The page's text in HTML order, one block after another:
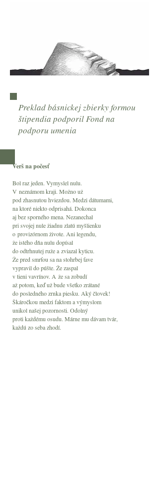
Preklad básnickej zbierky formou
štipendia podporil Fond na
podporu umenia
Verš na počesť
Bol raz jeden. Vymyslel nulu.
V neznámom kraji. Možno už
pod zhasnutou hviezdou. Medzi dátumami,
na ktoré niekto odprisahá. Dokonca
aj bez sporného mena. Nezanechal
pri svojej nule žiadnu zlatú myšlienku
o provizórnom živote. Ani legendu,
že istého dňa nulu dopísal
do odtrhnutej ruže a zviazal kyticu.
Že pred smrťou sa na stohrbej ťave
vypravil do púšte. Že zaspal
v tieni vavrínov. A že sa zobudí
až potom, keď už bude všetko zrátané
do posledného zrnka piesku. Aký človek!
Škáročkou medzi faktom a výmyslom
unikol našej pozornosti. Odolný
proti každému osudu. Márne mu dávam tvár,
každú zo seba zhodí.